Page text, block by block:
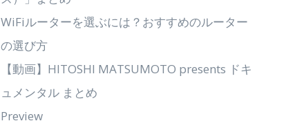
WiFiルーターを選ぶには？おすすめのルーター
の選び方
【動画】HITOSHI MATSUMOTO presents ドキ
ュメンタル まとめ
Preview